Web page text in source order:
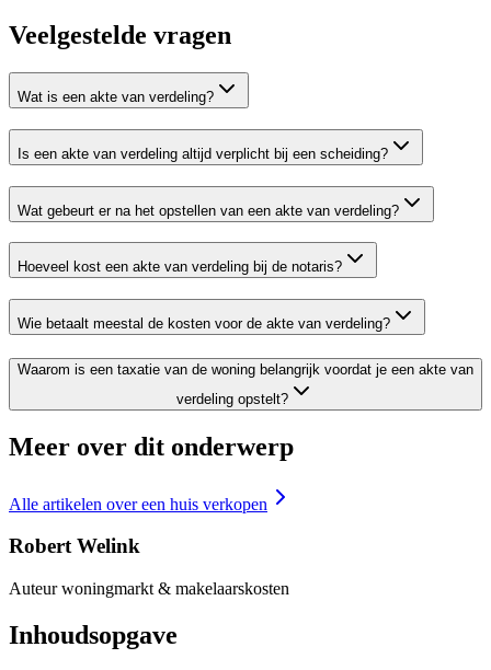
Veelgestelde vragen
Wat is een akte van verdeling?
Is een akte van verdeling altijd verplicht bij een scheiding?
Wat gebeurt er na het opstellen van een akte van verdeling?
Hoeveel kost een akte van verdeling bij de notaris?
Wie betaalt meestal de kosten voor de akte van verdeling?
Waarom is een taxatie van de woning belangrijk voordat je een akte van
verdeling opstelt?
Meer over dit onderwerp
Alle artikelen overeen huis verkopen
Robert Welink
Auteur woningmarkt & makelaarskosten
Inhoudsopgave